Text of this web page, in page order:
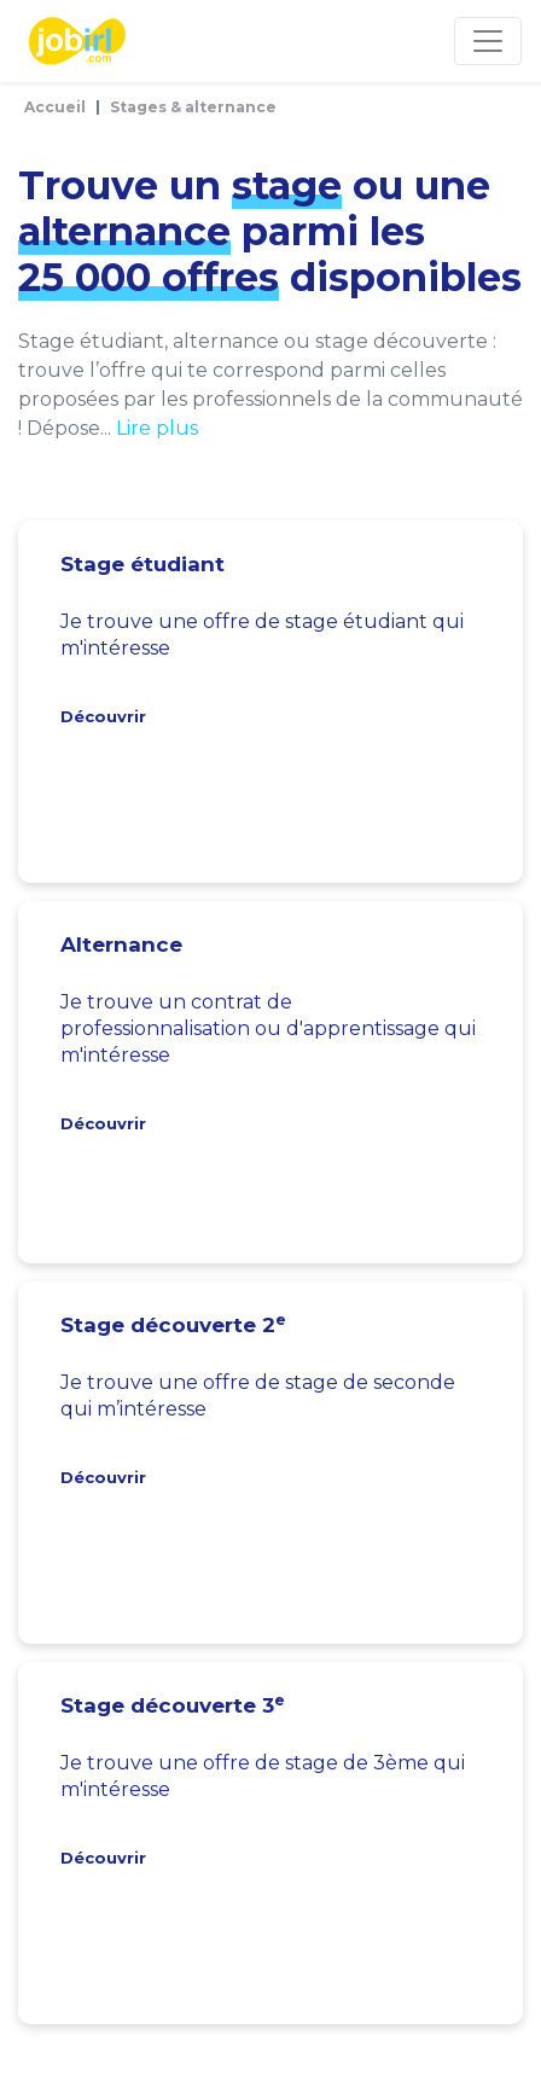
Accueil Stages & alternance
Trouve un stage ou une
alternance parmi les
25 000 offres disponibles
Stage étudiant, alternance ou stage découverte :
trouve l’offre qui te correspond parmi celles
proposées par les professionnels de la communauté
! Dépose... Lire plus
Stage étudiant
Je trouve une offre de stage étudiant qui
m'intéresse
Découvrir
Alternance
Je trouve un contrat de
professionnalisation ou d'apprentissage qui
m'intéresse
Découvrir
Stage découverte 2e
Je trouve une offre de stage de seconde
qui m’intéresse
Découvrir
Stage découverte 3e
Je trouve une offre de stage de 3ème qui
m'intéresse
Découvrir
Panneau de gestion des cookies